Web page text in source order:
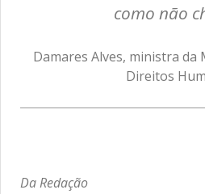
como não
Damares Alves, ministra da
Direitos
Da Redação